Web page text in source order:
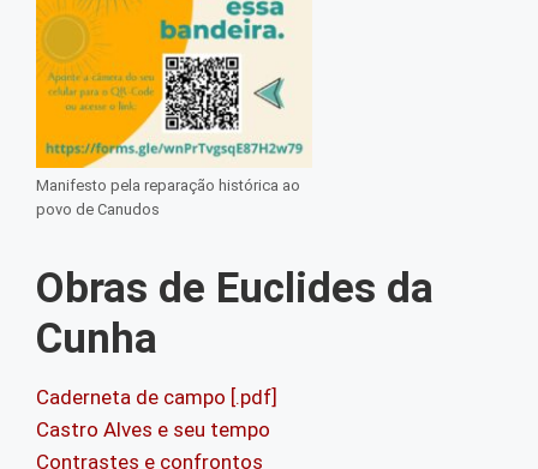
Manifesto pela reparação histórica ao
povo de Canudos
Obras de Euclides da
Cunha
Caderneta de campo [.pdf]
Castro Alves e seu tempo
Contrastes e confrontos